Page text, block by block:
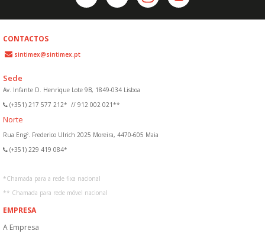
CONTACTOS
sintimex@sintimex.pt
Sede
Av. Infante D. Henrique Lote 9B, 1849-034 Lisboa
(+351) 217 577 212* // 912 002 021**
Norte
Rua Engº. Frederico Ulrich 2025 Moreira, 4470-605 Maia
(+351) 229 419 084*
*Chamada para a rede fixa nacional
** Chamada para rede móvel nacional
EMPRESA
A Empresa